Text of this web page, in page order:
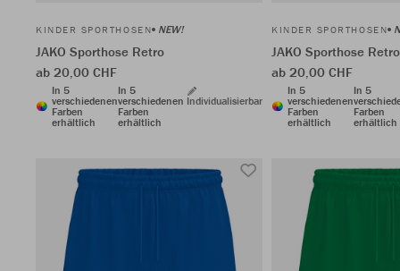
KINDER SPORTHOSEN NEW!
JAKO Sporthose Retro
ab 20,00 CHF
In 5
verschiedenen
Farben
erhältlich
In 5
verschiedenen
Farben
erhältlich
Individualisierbar
KINDER SPORTHOSEN
JAKO Sporthose Retro
ab 20,00 CHF
In 5
verschiedenen
Farben
erhältlich
In 5
Farben
erhältlich